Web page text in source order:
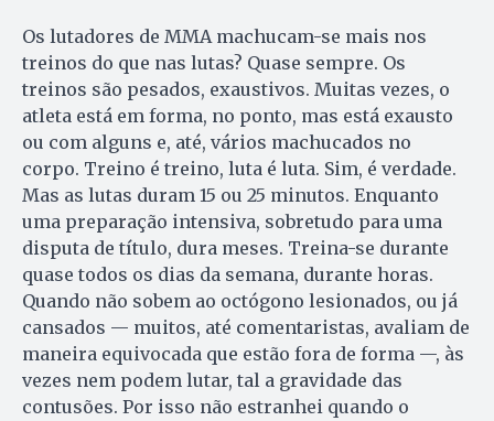
Os lutadores de MMA machucam-se mais nos
treinos do que nas lutas? Quase sempre. Os
treinos são pesados, exaustivos. Muitas vezes, o
atleta está em forma, no ponto, mas está exausto
ou com alguns e, até, vários machucados no
corpo. Treino é treino, luta é luta. Sim, é verdade.
Mas as lutas duram 15 ou 25 minutos. Enquanto
uma preparação intensiva, sobretudo para uma
disputa de título, dura meses. Treina-se durante
quase todos os dias da semana, durante horas.
Quando não sobem ao octógono lesionados, ou já
cansados — muitos, até comentaristas, avaliam de
maneira equivocada que estão fora de forma —, às
vezes nem podem lutar, tal a gravidade das
contusões. Por isso não estranhei quando o